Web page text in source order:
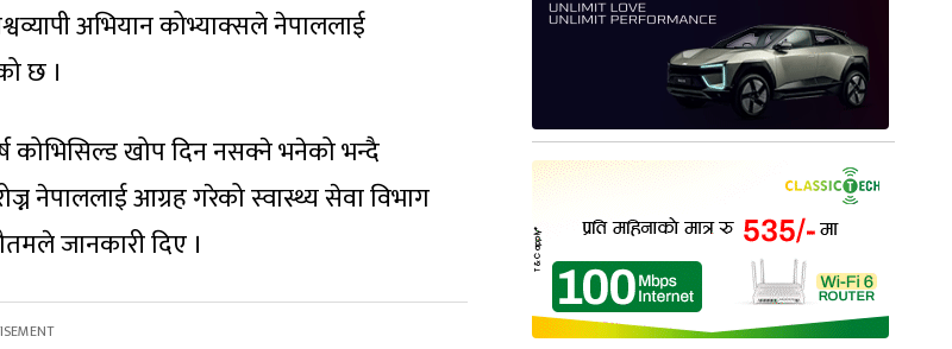
अभियान कोभ्याक्सले नेपाललाई
छ ।
कोभिसिल्ड खोप दिन नसक्ने भनेको भन्दै
नेपाललाई आग्रह गरेको स्वास्थ्य सेवा विभाग
जानकारी दिए ।